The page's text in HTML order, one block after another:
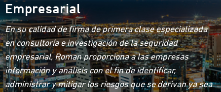
Empresarial
En su calidad de firma de primera clase especializada
en consultoría e investigación de la seguridad
empresarial, Roman proporciona a las empresas
información y análisis con el fin de identificar,
administrar y mitigar los riesgos que se derivan ya sea